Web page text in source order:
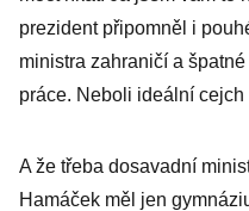
prezident připomněl i
ministra zahraničí a
práce. Neboli ideální
A že třeba dosavadní
Hamáček měl jen